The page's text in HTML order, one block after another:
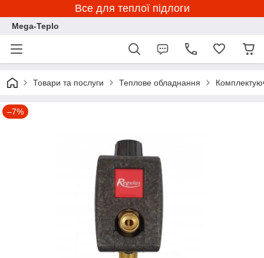
Все для теплої підлоги
Mega-Teplo
Товари та послуги Теплове обладнання
–7%